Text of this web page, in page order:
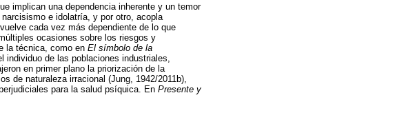
implican una dependencia inherente y un temor
e idolatría, y por otro, acopla
cada vez más dependiente de lo que
ocasiones sobre los riesgos y
la técnica, como en El símbolo de la
individuo de las poblaciones industriales,
en primer plano la priorización de la
de naturaleza irracional (Jung, 1942/2011b),
para la salud psíquica. En Presente y